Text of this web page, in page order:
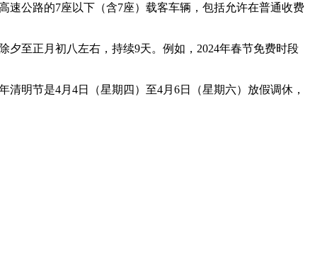
速公路的7座以下（含7座）载客车辆，包括允许在普通收费
至正月初八左右，持续9天。例如，2024年春节免费时段
清明节是4月4日（星期四）至4月6日（星期六）放假调休，